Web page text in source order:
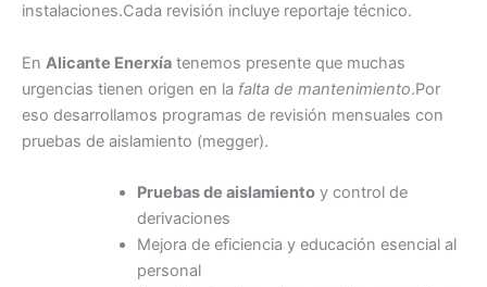
instalaciones.Cada revisión incluye reportaje técnico.
En Alicante Enerxía tenemos presente que muchas
urgencias tienen origen en la falta de mantenimiento.Por
eso desarrollamos programas de revisión mensuales con
pruebas de aislamiento (megger).
Pruebas de aislamientoy control de
derivaciones
Mejora de eficiencia y educación esencial al
personal